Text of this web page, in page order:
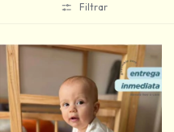
Filtrar